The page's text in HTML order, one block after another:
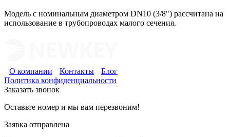
Модель с номинальным диаметром DN10 (3/8") рассчитана на
использование в трубопроводах малого сечения.
О компании Контакты
Блог
Политика конфиденциальности
Заказать звонок
Оставьте номер и мы вам перезвоним!
Заявка отправлена